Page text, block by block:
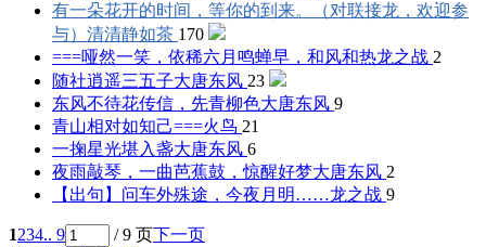
有一朵花开的时间，等你的到来。（对联接龙，欢迎参
与） 清清静如茶 170
===哑然一笑，依稀六月鸣蝉早，和风和热龙之战 2
随社逍遥三五子大唐东风 23
东风不待花传信，先青柳色大唐东风 9
青山相对如知己===火鸟 21
一掬星光堪入盏大唐东风 6
夜雨敲琴，一曲芭蕉鼓，惊醒好梦大唐东风 2
【出句】问车外殊途，今夜月明……龙之战 9
1234.. 9 / 9 页下一页